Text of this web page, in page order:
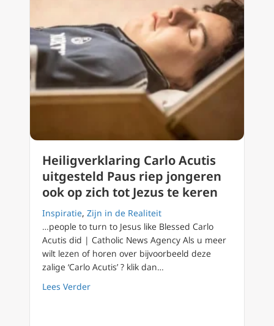
Heiligverklaring Carlo Acutis
uitgesteld Paus riep jongeren
ook op zich tot Jezus te keren
Inspiratie, Zijn in de Realiteit
…people to turn to Jesus like Blessed Carlo
Acutis did | Catholic News Agency Als u meer
wilt lezen of horen over bijvoorbeeld deze
zalige ‘Carlo Acutis’ ? klik dan…
Lees Verderabout Heiligverklaring Carlo Acutis